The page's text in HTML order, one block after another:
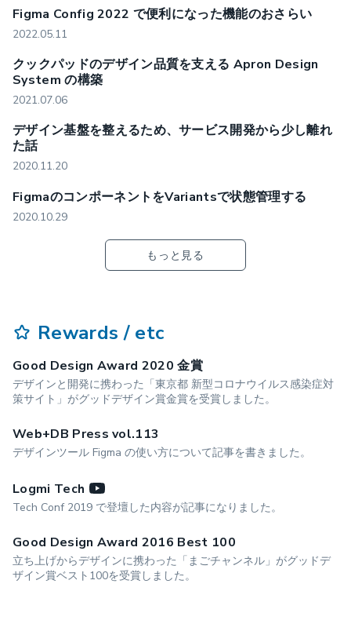
Figma Config 2022 で便利になった機能のおさらい
2022.05.11
クックパッドのデザイン品質を支える Apron Design
System の構築
2021.07.06
デザイン基盤を整えるため、サービス開発から少し離れ
た話
2020.11.20
FigmaのコンポーネントをVariantsで状態管理する
2020.10.29
もっと見る
Rewards / etc
Good Design Award 2020 金賞
デザインと開発に携わった「東京都 新型コロナウイルス感染症対
策サイト」がグッドデザイン賞金賞を受賞しました。
Web+DB Press vol.113
デザインツール Figma の使い方について記事を書きました。
Logmi Tech
Tech Conf 2019 で登壇した内容が記事になりました。
Good Design Award 2016 Best 100
立ち上げからデザインに携わった「まごチャンネル」がグッドデ
ザイン賞ベスト100を受賞しました。